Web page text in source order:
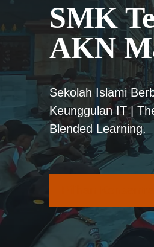
SMK
AKN
Sekolah Islami
Keunggulan IT |
Blended Learning.